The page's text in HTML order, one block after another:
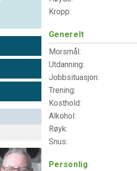
Kropp:
Generelt
Morsmål:
Utdanning:
Jobbsituasjon:
Trening:
Kosthold:
Alkohol:
Røyk:
Snus:
Personlig